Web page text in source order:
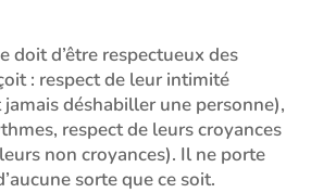
doit d’être respectueux des
: respect de leur intimité
déshabiller une personne),
respect de leurs croyances
non croyances). Il ne porte
sorte que ce soit.